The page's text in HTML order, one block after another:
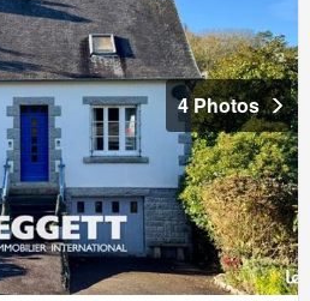
4 Photos